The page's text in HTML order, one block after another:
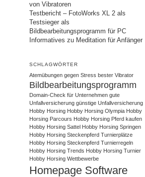
von Vibratoren
Testbericht – FotoWorks XL 2 als
Testsieger als
Bildbearbeitungsprogramm für PC
Informatives zu Meditation für Anfänger
SCHLAGWÖRTER
Atemübungen gegen Stress bester Vibrator
Bildbearbeitungsprogramm
Domain-Check für Unternehmen gute
Unfallversicherung günstige Unfallversicherung
Hobby Horsing Hobby Horsing Olympia Hobby
Horsing Parcours Hobby Horsing Pferd kaufen
Hobby Horsing Sattel Hobby Horsing Springen
Hobby Horsing Steckenpferd Turnierplätze
Hobby Horsing Steckenpferd Turnierregeln
Hobby Horsing Trends Hobby Horsing Turnier
Hobby Horsing Wettbewerbe
Homepage Software